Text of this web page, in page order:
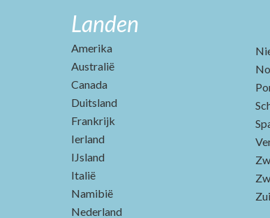
Landen
Amerika
Australië
Canada
Duitsland
Frankrijk
Ierland
IJsland
Italië
Namibië
Nederland